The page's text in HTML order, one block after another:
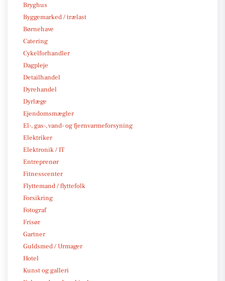
Bryghus
Byggemarked / trælast
Børnehave
Catering
Cykelforhandler
Dagpleje
Detailhandel
Dyrehandel
Dyrlæge
Ejendomsmægler
El-, gas-, vand- og fjernvarmeforsyning
Elektriker
Elektronik / IT
Entreprenør
Fitnesscenter
Flyttemand / flyttefolk
Forsikring
Fotograf
Frisør
Gartner
Guldsmed / Urmager
Hotel
Kunst og galleri